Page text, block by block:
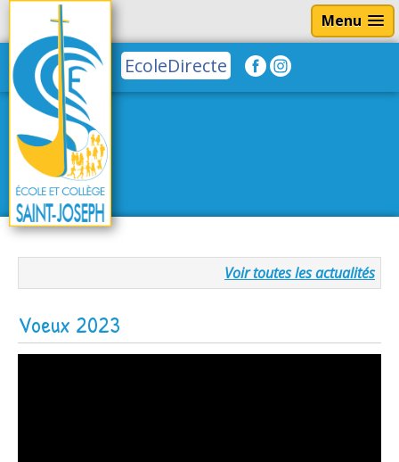
Menu
EcoleDirecte
Voir toutes les actualités
Voeux 2023